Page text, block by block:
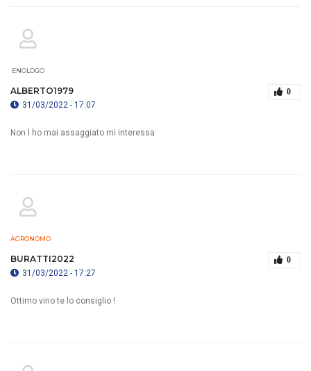
ENOLOGO
ALBERTO1979 0
31/03/2022 - 17:07
Non l ho mai assaggiato mi interessa
AGRONOMO
BURATTI2022 0
31/03/2022 - 17:27
Ottimo vino te lo consiglio !